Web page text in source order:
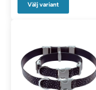
Välj variant